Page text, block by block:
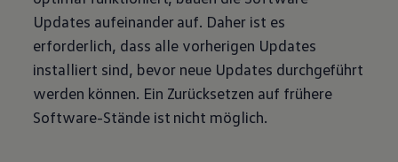
Updates aufeinander auf. Daher ist es
erforderlich, dass alle vorherigen Updates
installiert sind, bevor neue Updates durchgeführt
werden können. Ein Zurücksetzen auf frühere
Software-Stände ist nicht möglich.